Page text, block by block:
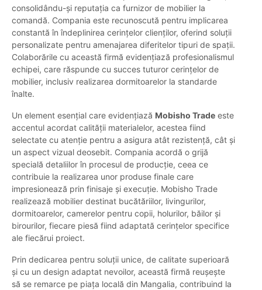
consolidându-și reputația ca furnizor de mobilier la
comandă. Compania este recunoscută pentru implicarea
constantă în îndeplinirea cerințelor clienților, oferind soluții
personalizate pentru amenajarea diferitelor tipuri de spații.
Colaborările cu această firmă evidențiază profesionalismul
echipei, care răspunde cu succes tuturor cerințelor de
mobilier, inclusiv realizarea dormitoarelor la standarde
înalte.
Un element esențial care evidențiază Mobisho Trade este
accentul acordat calității materialelor, acestea fiind
selectate cu atenție pentru a asigura atât rezistență, cât și
un aspect vizual deosebit. Compania acordă o grijă
specială detaliilor în procesul de producție, ceea ce
contribuie la realizarea unor produse finale care
impresionează prin finisaje și execuție. Mobisho Trade
realizează mobilier destinat bucătăriilor, livingurilor,
dormitoarelor, camerelor pentru copii, holurilor, băilor și
birourilor, fiecare piesă fiind adaptată cerințelor specifice
ale fiecărui proiect.
Prin dedicarea pentru soluții unice, de calitate superioară
și cu un design adaptat nevoilor, această firmă reușește
să se remarce pe piața locală din Mangalia, contribuind la